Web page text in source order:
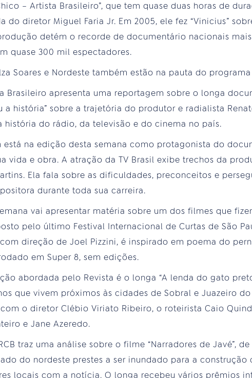
– Artista Brasileiro”, que tem quase duas horas de
do diretor Miguel Faria Jr. Em 2005, ele fez “Vinicius”
detém o recorde de documentário nacionais
quase 300 mil espectadores.
Soares e Nordeste também estão na pauta do programa
Brasileiro apresenta uma reportagem sobre o longa
a história” sobre a trajetória do produtor e radialista
história do rádio, da televisão e do cinema no país.
está na edição desta semana como protagonista do
vida e obra. A atração da TV Brasil exibe trechos da
Ela fala sobre as dificuldades, preconceitos e
durante toda sua carreira.
vai apresentar matéria sobre um dos filmes que
pelo último Festival Internacional de Curtas de São
direção de Joel Pizzini, é inspirado em poema do
em Super 8, sem edições.
abordada pelo Revista é o longa “A lenda do gato
que vivem próximos às cidades de Sobral e Juazeiro
o diretor Clébio Viriato Ribeiro, o roteirista Caio
e Jane Azeredo.
traz uma análise sobre o filme “Narradores de Javé”,
do nordeste prestes a ser inundado para a construção
locais com a notícia. O longa recebeu vários prêmios